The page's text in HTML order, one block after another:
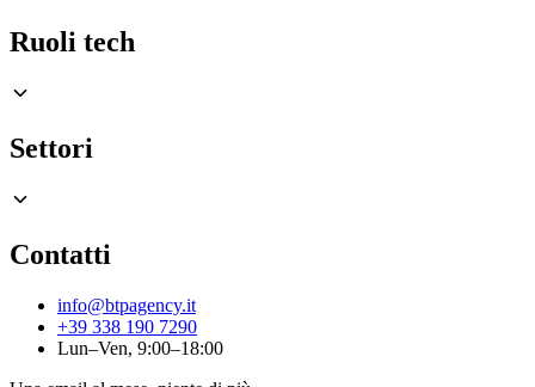
Ruoli tech
Settori
Contatti
info@btpagency.it
+39 338 190 7290
Lun–Ven, 9:00–18:00